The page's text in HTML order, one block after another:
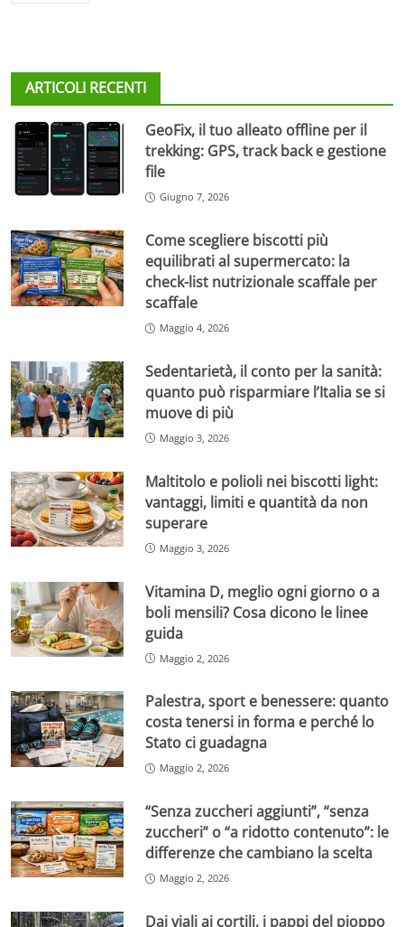
ARTICOLI RECENTI
GeoFix, il tuo alleato offline per il
trekking: GPS, track back e gestione
file
Giugno 7, 2026
Come scegliere biscotti più
equilibrati al supermercato: la
check-list nutrizionale scaffale per
scaffale
Maggio 4, 2026
Sedentarietà, il conto per la sanità:
quanto può risparmiare l’Italia se si
muove di più
Maggio 3, 2026
Maltitolo e polioli nei biscotti light:
vantaggi, limiti e quantità da non
superare
Maggio 3, 2026
Vitamina D, meglio ogni giorno o a
boli mensili? Cosa dicono le linee
guida
Maggio 2, 2026
Palestra, sport e benessere: quanto
costa tenersi in forma e perché lo
Stato ci guadagna
Maggio 2, 2026
“Senza zuccheri aggiunti”, “senza
zuccheri” o “a ridotto contenuto”: le
differenze che cambiano la scelta
Maggio 2, 2026
Dai viali ai cortili, i pappi del pioppo